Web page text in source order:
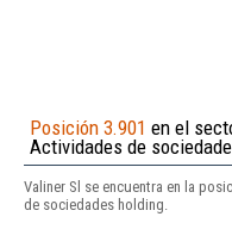
Posición 3.901 en el
Actividades de
Valiner Sl se encuentra en la
de sociedades holding.